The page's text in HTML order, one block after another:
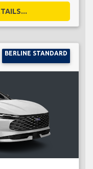
BERLINE STANDARD